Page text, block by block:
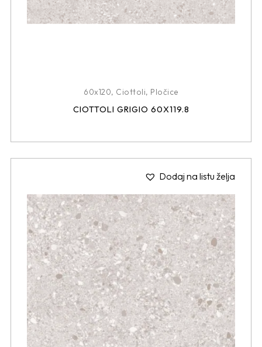
60x120, Ciottoli, Pločice
CIOTTOLI GRIGIO 60X119.8
Dodaj na listu želja